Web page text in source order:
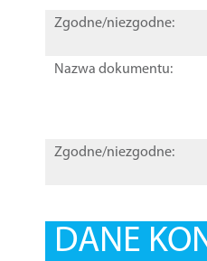
Zgodne/niezgodne:
Nazwa dokumentu:
Zgodne/niezgodne:
DANE